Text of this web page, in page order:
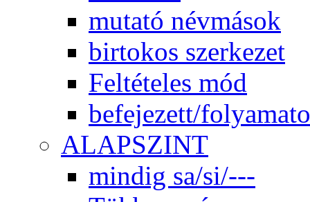
mutató névmások
birtokos szerkezet
Feltételes mód
befejezett/
ALAPSZINT
mindig sa/si/---